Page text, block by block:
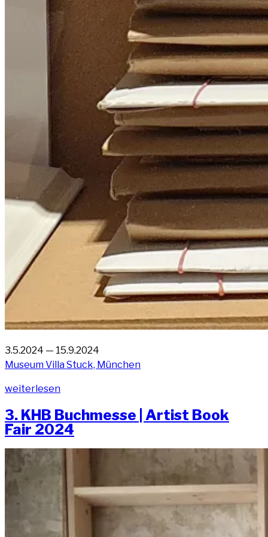
3.5.2024 — 15.9.2024
Muse­um Vil­la Stuck, München
„Libra­
of
Artis­
Print
on
Vil­
Stuck,
wei­ter­le­sen
3. KHB Buch­mes­se | Artist Book
Fair 2024